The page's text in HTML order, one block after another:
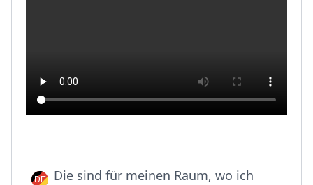
Die sind für meinen Raum, wo ich